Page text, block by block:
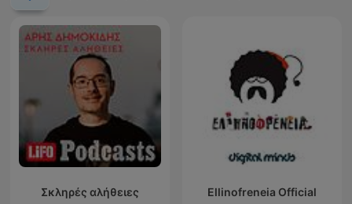
Σκληρές αλήθειες Ellinofreneia Official